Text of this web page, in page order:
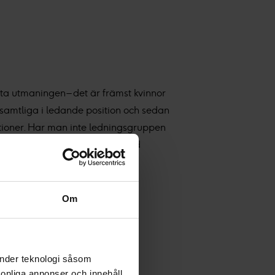
Om
teknologi såsom
utmaningen – det är främst kvinnor
i ledande position och sedan
Har man inte ledningsgruppen
man inte rätt intention bland
frågor.